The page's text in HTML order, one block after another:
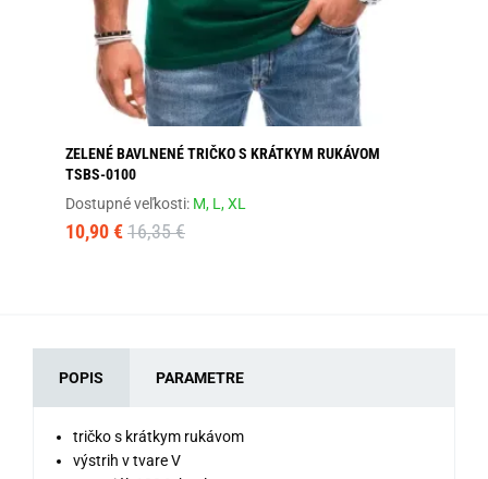
ZELENÉ BAVLNENÉ TRIČKO S KRÁTKYM RUKÁVOM
TSBS-0100
Dostupné veľkosti: M, L,XL
10,90 € 16,35 €
POPIS PARAMETRE
tričko s krátkym rukávom
výstrih v tvare V